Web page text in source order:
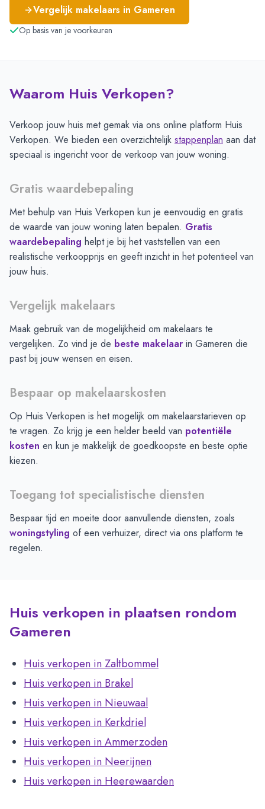
Vergelijk makelaars in Gameren
Op basis van je voorkeuren
Waarom Huis Verkopen?
Verkoop jouw huis met gemak via ons online platform Huis
Verkopen. We bieden een overzichtelijk stappenplan aan dat
speciaal is ingericht voor de verkoop van jouw woning.
Gratis waardebepaling
Met behulp van Huis Verkopen kun je eenvoudig en gratis
de waarde van jouw woning laten bepalen. Gratis
waardebepaling helpt je bij het vaststellen van een
realistische verkoopprijs en geeft inzicht in het potentieel van
jouw huis.
Vergelijk makelaars
Maak gebruik van de mogelijkheid om makelaars te
vergelijken. Zo vind je de beste makelaar in Gameren die
past bij jouw wensen en eisen.
Bespaar op makelaarskosten
Op Huis Verkopen is het mogelijk om makelaarstarieven op
te vragen. Zo krijg je een helder beeld van potentiële
kosten en kun je makkelijk de goedkoopste en beste optie
kiezen.
Toegang tot specialistische diensten
Bespaar tijd en moeite door aanvullende diensten, zoals
woningstyling of een verhuizer, direct via ons platform te
regelen.
Huis verkopen in plaatsen rondom
Gameren
Huis verkopen in Zaltbommel
Huis verkopen in Brakel
Huis verkopen in Nieuwaal
Huis verkopen in Kerkdriel
Huis verkopen in Ammerzoden
Huis verkopen in Neerijnen
Huis verkopen in Heerewaarden